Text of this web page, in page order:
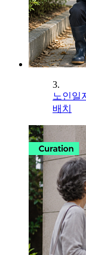
3.
노인일
배치